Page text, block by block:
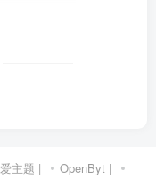
爱主题 | OpenByt |